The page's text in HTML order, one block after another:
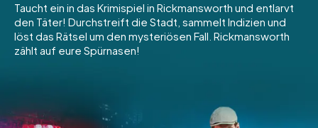
Touren
Teamevent
INT AT
Taucht ein in das Krimispiel in Rickmansworth und entlarvt
den Täter! Durchstreift die Stadt, sammelt Indizien und
löst das Rätsel um den mysteriösen Fall. Rickmansworth
zählt auf eure Spürnasen!